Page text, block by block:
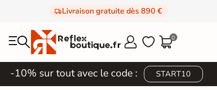
Livraison gratuite dès 890 €
  0
-10% sur tout avec le code : START10